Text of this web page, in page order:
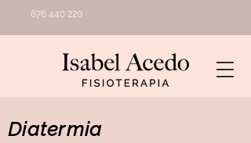
676 440 220
Diatermia